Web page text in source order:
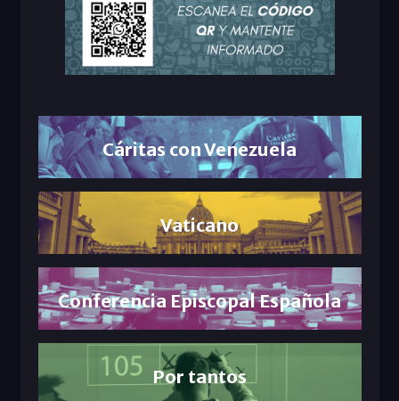
Cáritas con Venezuela
Vaticano
Conferencia Episcopal Española
Por tantos